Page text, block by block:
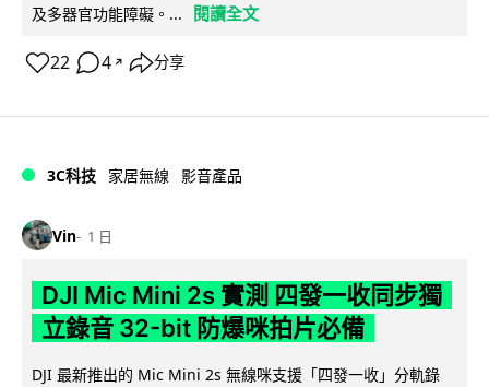
及多器官功能障礙。...
閱讀全文
22 4 ↗ 分享
3C科技 家居無線 影音產品
Vin 1 日
DJI Mic Mini 2s 實測 四發一收同步獨
立錄音 32-bit 防爆咪拍片必備
DJI 最新推出的 Mic Mini 2s 無線咪支援「四發一收」分軌錄